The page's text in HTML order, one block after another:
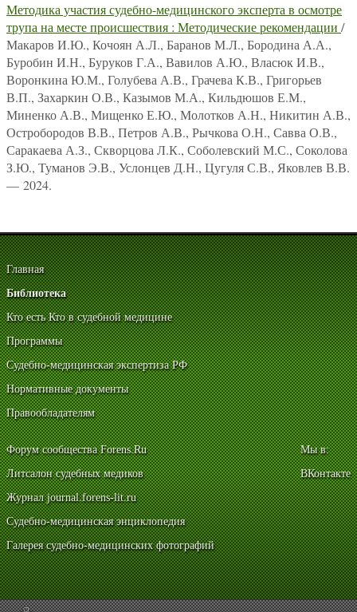
Методика участия судебно-медицинского эксперта в осмотре
трупа на месте происшествия : Методические рекомендации /
Макаров И.Ю., Кочоян А.Л., Баранов М.Л., Бородина А.А.,
Буробин И.Н., Буруков Г.А., Вавилов А.Ю., Власюк И.В.,
Воронкина Ю.М., Голубева А.В., Грачева К.В., Григорьев
В.П., Захаркин О.В., Казымов М.А., Кильдюшов Е.М.,
Миненко А.В., Мищенко Е.Ю., Молотков А.Н., Никитин А.В.,
Остробородов В.В., Петров А.В., Рычкова О.Н., Савва О.В.,
Саракаева А.З., Скворцова Л.К., Соболевский М.С., Соколова
З.Ю., Туманов Э.В., Услонцев Д.Н., Цугуля С.В., Яковлев В.В.
— 2024.
Главная
Библиотека
Кто есть Кто в судебной медицине
Программы
Судебно-медицинская экспертиза РФ
Нормативные документы
Правообладателям
Форум сообщества Forens.Ru
Литсалон судебных медиков
Журнал journal.forens-lit.ru
Судебно-медицинская энциклопедия
Галерея судебно-медицинских фотографий
Мы в:
ВКонтакте